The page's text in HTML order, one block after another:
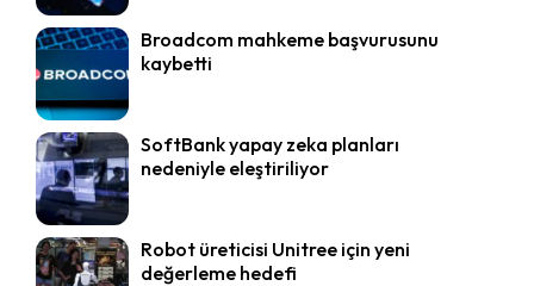
Broadcom mahkeme başvurusunu
kaybetti
SoftBank yapay zeka planları
nedeniyle eleştiriliyor
Robot üreticisi Unitree için yeni
değerleme hedefi